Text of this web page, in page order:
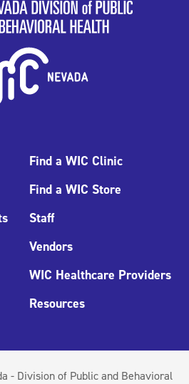
Find a WIC Clinic
Find a WIC Store
Staff
Vendors
WIC Healthcare Providers
Resources
- Division of Public and Behavioral